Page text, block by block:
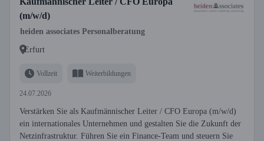
(m/w/d)
heiden associates Personalberatung
Erfurt
Vollzeit Weiterbildungen
24.07.2026
Verstärken Sie als Kaufmännischer Leiter / CFO Europa (m/w/d)
ein internationales Unternehmen und gestalten Sie die Zukunft der
Netzinfrastruktur. Führen Sie ein Finance-Team und steuern Sie